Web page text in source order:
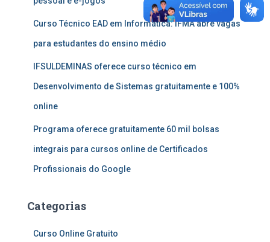
Curso Técnico EAD em Informática: IFMA abre vagas
para estudantes do ensino médio
IFSULDEMINAS oferece curso técnico em
Desenvolvimento de Sistemas gratuitamente e 100%
online
Programa oferece gratuitamente 60 mil bolsas
integrais para cursos online de Certificados
Profissionais do Google
Categorias
Curso Online Gratuito